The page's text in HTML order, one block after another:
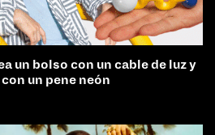
un bolso con un cable de luz y
un pene neón